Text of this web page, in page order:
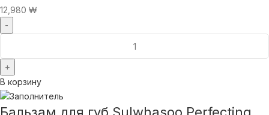
12,980 ₩
В корзину
Бальзам для губ Sulwhasoo Perfecting